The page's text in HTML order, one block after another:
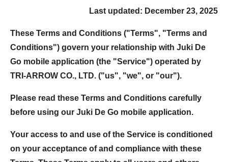
Last updated: December 23, 2025
These Terms and Conditions ("Terms", "Terms and
Conditions") govern your relationship with Juki De
Go mobile application (the "Service") operated by
TRI-ARROW CO., LTD. ("us", "we", or "our").
Please read these Terms and Conditions carefully
before using our Juki De Go mobile application.
Your access to and use of the Service is conditioned
on your acceptance of and compliance with these